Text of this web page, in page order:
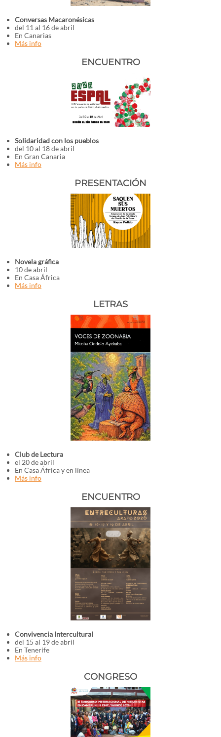
Conversas Macaronésicas
del 11 al 16 de abril
En Canarias
Más info
ENCUENTRO
Solidaridad con los pueblos
del 10 al 18 de abril
En Gran Canaria
Más info
PRESENTACIÓN
Novela gráfica
10 de abril
En Casa África
Más info
LETRAS
Club de Lectura
el 20 de abril
En Casa África y en línea
Más info
ENCUENTRO
Convivencia Intercultural
del 15 al 19 de abril
En Tenerife
Más info
CONGRESO